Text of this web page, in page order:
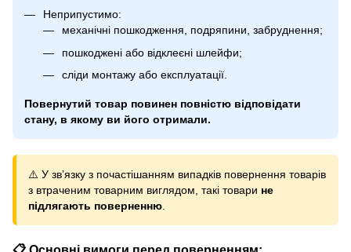
Неприпустимо:
механічні пошкодження, подряпини, забруднення;
пошкоджені або відклеєні шлейфи;
сліди монтажу або експлуатації.
Повернутий товар повинен повністю відповідати
стану, в якому ви його отримали.
⚠️ У зв’язку з почастішанням випадків повернення товарів
з втраченим товарним виглядом, такі товари не
підлягають поверненню